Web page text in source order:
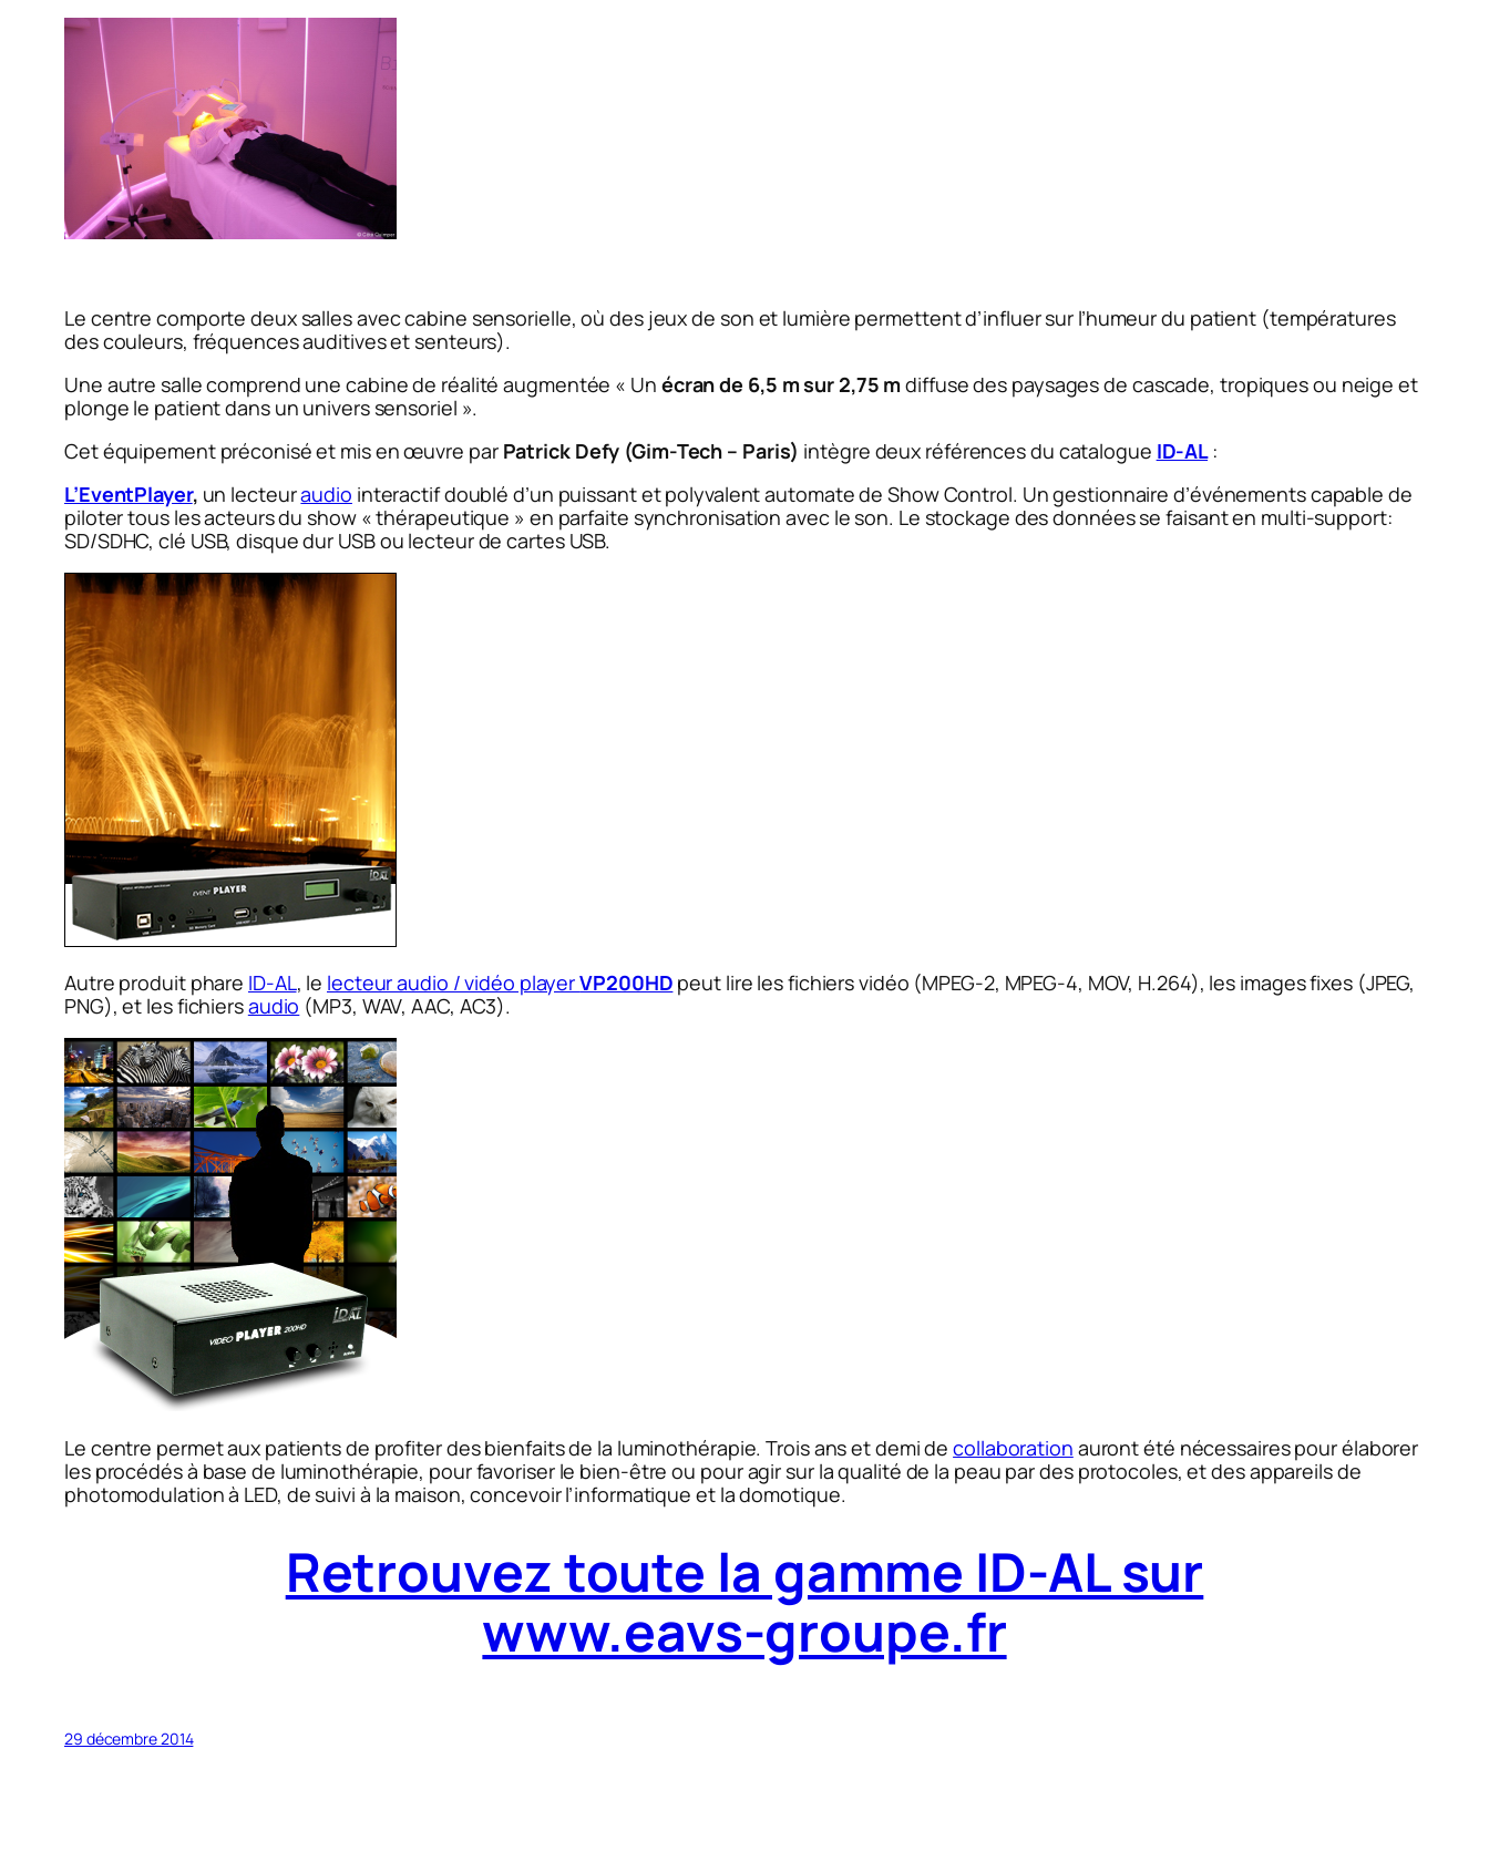
Le centre comporte deux salles avec cabine sensorielle, où des jeux de son et lumière permettent d’influer sur l’humeur du patient (températures
des couleurs, fréquences auditives et senteurs).
Une autre salle comprend une cabine de réalité augmentée « Un écran de 6,5 m sur 2,75 mdiffuse des paysages de cascade, tropiques ou neige et
plonge le patient dans un univers sensoriel ».
Cet équipement préconisé et mis en œuvre par Patrick Defy (Gim-Tech – Paris) intègre deux références du catalogue ID-AL :
L’EventPlayer, un lecteuraudio interactif doublé d’un puissant et polyvalent automate de Show Control. Un gestionnaire d’événements capable de
piloter tous les acteurs du show « thérapeutique » en parfaite synchronisation avec le son. Le stockage des données se faisant en multi-support:
SD/SDHC, clé USB, disque dur USB ou lecteur de cartes USB.
Autre produit phare ID-AL, le lecteur audio / vidéo playerVP200HD peut lire les fichiers vidéo (MPEG-2, MPEG-4, MOV, H.264), les images fixes (JPEG,
PNG), et les fichiersaudio (MP3, WAV, AAC, AC3).
Le centre permet aux patients de profiter des bienfaits de la luminothérapie. Trois ans et demi decollaboration auront été nécessaires pour élaborer
les procédés à base de luminothérapie, pour favoriser le bien-être ou pour agir sur la qualité de la peau par des protocoles, et des appareils de
photomodulation à LED, de suivi à la maison, concevoir l’informatique et la domotique.
Retrouvez toute la gamme ID-AL sur
www.eavs-groupe.fr
29 décembre 2014